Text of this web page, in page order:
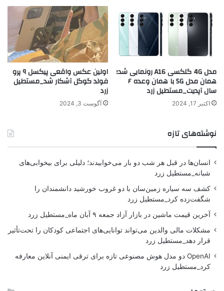
مدل 4G گلکسی A16 رونمایی شد؛
همان مدل 5G با همان وعده ۶
سال آپدیت_مستطیل زرد
اکتبر 17, 2024
اولین عکس واقعی پیکسل ۹ پرو
فولد گوگل آشکار شد_مستطیل
زرد
آگوست 3, 2024
نوشته‌های تازه
انسان‌ها در قبل هر شب دو بار می‌خوابیدند؛ دلیلی برای بیخوابی‌های
شبانه_مستطیل زرد
کشف سه سیاره زمین‌سان با دو غروب خورشید دانشمندان را
شگفت‌زده کرد_مستطیل زرد
آخرین قیمت ماشین در بازار آزاد جمعه ۹ آبان ماه_مستطیل زرد
مشکلات مالی والدین می‌تواند توانایی‌های اجتماعی کودکان را تحت‌تأثیر
قرار دهد_مستطیل زرد
OpenAI دو مدل هوش مصنوعی تازه برای ترقی ایمنی آنلاین معارفه
کرد_مستطیل زرد